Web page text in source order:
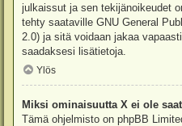
julkaissut ja sen tekijänoikeudet
tehty saataville GNU General
2.0) ja sitä voidaan jakaa
saadaksesi lisätietoja.
Ylös
Miksi ominaisuutta X ei ole
Tämä ohjelmisto on phpBB